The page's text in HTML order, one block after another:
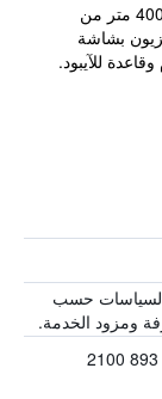
يقع هذا الفندق في ماكلين بولاية فيرجينيا وعلى بعد 400 متر من
بشاشة
وقاعدة للآيبود.
حسب
ومزود الخدمة.